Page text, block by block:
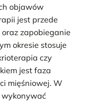
objawów
jest przede
oraz zapobieganie
okresie stosuje
czy
jest faza
mięśniowej. W